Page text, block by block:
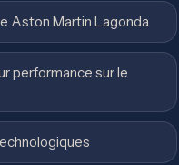
Aston Martin Lagonda
performance sur le